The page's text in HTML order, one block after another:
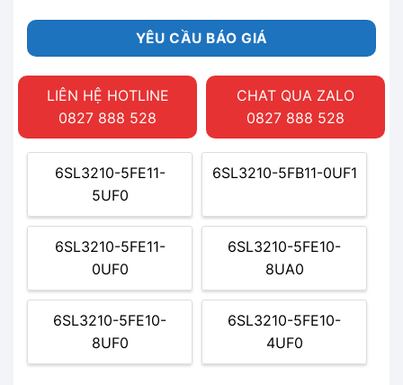
YÊU CẦU BÁO GIÁ
LIÊN HỆ HOTLINE
0827 888 528
CHAT QUA ZALO
0827 888 528
6SL3210-5FE11-
5UF0
6SL3210-5FB11-0UF1
6SL3210-5FE11-
0UF0
6SL3210-5FE10-
8UA0
6SL3210-5FE10-
8UF0
6SL3210-5FE10-
4UF0